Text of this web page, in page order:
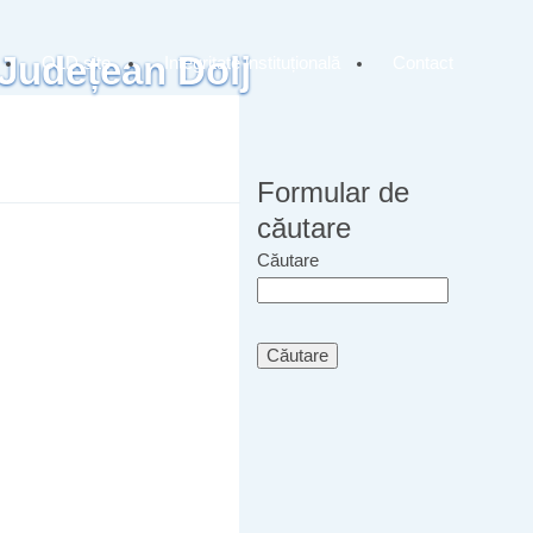
Dolj
OLD site Integritate instituțională
Formular de
căutare
Căutare